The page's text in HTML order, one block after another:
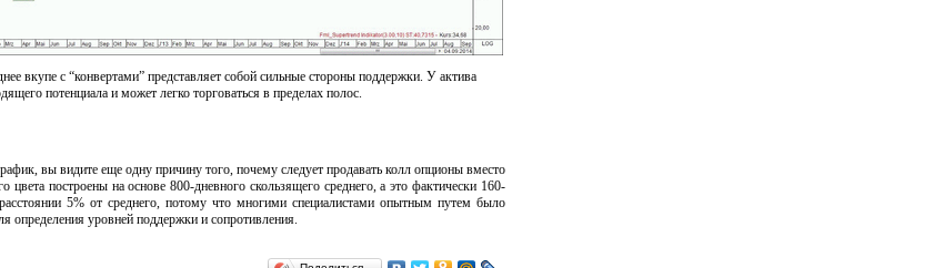
вкупе с “конвертами” представляет собой сильные стороны поддержки. У актива
потенциала и может легко торговаться в пределах полос.
вы видите еще одну причину того, почему следует продавать колл опционы вместо
цвета построены на основе 800-дневного скользящего среднего, а это фактически 160-
5% от среднего, потому что многими специалистами опытным путем было
определения уровней поддержки и сопротивления.